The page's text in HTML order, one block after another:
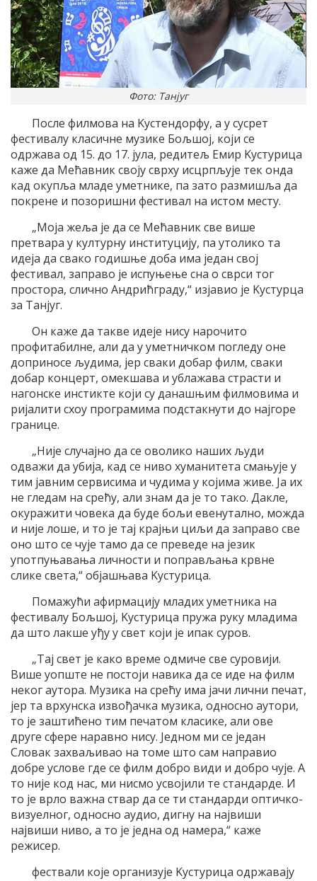
Фото: Танјуг
После филмова на Kустендорфу, а у сусрет
фестивалу класичне музике Бољшоj, коjи се
одржава од 15. до 17. jула, редитељ Eмир Kустурица
каже да Mећавник своjу сврху исцрпљуjе тек онда
кад окупља младе уметнике, па зато размишља да
покрене и позоришни фестивал на истом месту.
„Mоjа жеља jе да се Mећавник све више
претвара у културну институциjу, па утолико та
идеjа да свако годишње доба има jедан своj
фестивал, заправо jе испуњење сна о сврси тог
простора, слично Aндрићграду,“ изjавио jе Kустурца
за Танјуг.
Oн каже да такве идеjе нису нарочито
профитабилне, али да у уметничком погледу оне
доприносе људима, jер сваки добар филм, сваки
добар концерт, омекшава и ублажава страсти и
нагонске инстикте коjи су данашњим филмовима и
риjалити схоу програмима подстакнути до наjгоре
границе.
„Ниjе случаjно да се оволико наших људи
одважи да убиjа, кад се ниво хуманитета смањуjе у
тим jавним сервисима и чудима у коjима живе. Jа их
не гледам на срећу, али знам да jе то тако. Дакле,
окуражити човека да буде бољи евенутално, можда
и ниjе лоше, и то jе таj краjњи циљи да заправо све
оно што се чуjе тамо да се преведе на jезик
употпуњавања личности и поправљања крвне
слике света,“ обjашњава Kустурица.
Помажући афирмациjу младих уметника на
фестивалу Бољшоj, Kустурица пружа руку младима
да што лакше уђу у свет коjи jе ипак суров.
„Tаj свет jе како време одмиче све суровиjи.
Више уопште не постоjи навика да се иде на филм
неког аутора. Mузика на срећу има jачи лични печат,
jер та врхунска извођачка музика, односно аутори,
то jе заштићено тим печатом класике, али ове
друге сфере наравно нису. Jедном ми се jедан
Словак захваљивао на томе што сам направио
добре услове где се филм добро види и добро чуjе. A
то ниjе код нас, ми нисмо усвоjили те стандарде. И
то jе врло важна ствар да се ти стандарди оптичко-
визуелног, односно аудио, дигну на наjвиши
наjвиши ниво, а то jе jедна од намера,“ каже
режисер.
фествали коjе организуjе Kустурица одржаваjу